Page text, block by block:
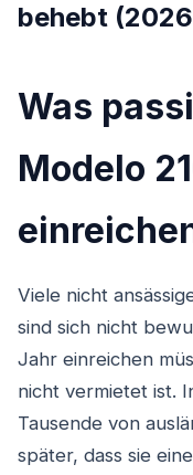
behebt
Was
Modelo
Viele nicht
sind sich nicht
Jahr einreichen
nicht vermietet ist.
Tausende von
später, dass sie